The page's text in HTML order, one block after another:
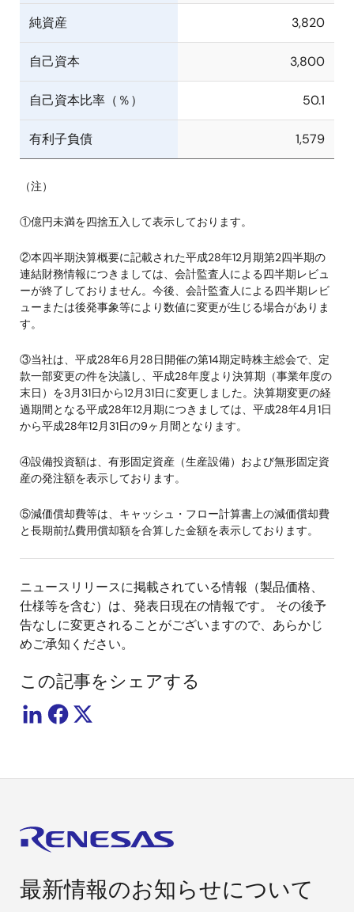
純資産 3,820
自己資本 3,800
自己資本比率（％） 50.1
有利子負債 1,579
（注）
①億円未満を四捨五入して表示しております。
②本四半期決算概要に記載された平成28年12月期第2四半期の
連結財務情報につきましては、会計監査人による四半期レビュ
ーが終了しておりません。今後、会計監査人による四半期レビ
ューまたは後発事象等により数値に変更が生じる場合がありま
す。
③当社は、平成28年6月28日開催の第14期定時株主総会で、定
款一部変更の件を決議し、平成28年度より決算期（事業年度の
末日）を3月31日から12月31日に変更しました。決算期変更の経
過期間となる平成28年12月期につきましては、平成28年4月1日
から平成28年12月31日の9ヶ月間となります。
④設備投資額は、有形固定資産（生産設備）および無形固定資
産の発注額を表示しております。
⑤減価償却費等は、キャッシュ・フロー計算書上の減価償却費
と長期前払費用償却額を合算した金額を表示しております。
ニュースリリースに掲載されている情報（製品価格、
仕様等を含む）は、発表日現在の情報です。 その後予
告なしに変更されることがございますので、あらかじ
めご承知ください。
この記事をシェアする
最新情報のお知らせについて